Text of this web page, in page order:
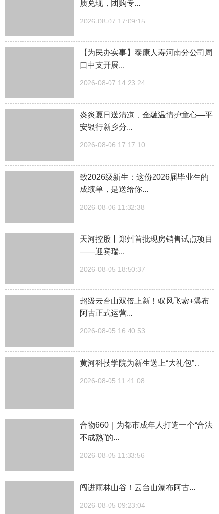
质兑现，团购专...
2026-08-07 17:09:15
【为民办实事】泰康人寿河南分公司周
口中支开展...
2026-08-07 14:23:24
炎炎夏日送清凉，金融温情护童心—平
安银行新乡分...
2026-08-06 17:17:10
致2026级新生：这份2026届毕业生的
成绩单，是送给你...
2026-08-06 11:32:38
天河控股丨郑州首批现房销售试点项目
——迎宾瑞...
2026-08-05 18:50:37
超级云台山双倍上新！驭风飞索+瀑布
阿古正式运营...
2026-08-05 16:40:53
黄河科技学院为新生送上“大礼包”...
2026-08-05 11:41:08
合物660｜为都市成年人打造一个“合法
不成熟”的...
2026-08-05 11:33:56
闯进雨林山谷！云台山瀑布阿古...
2026-08-05 09:23:04